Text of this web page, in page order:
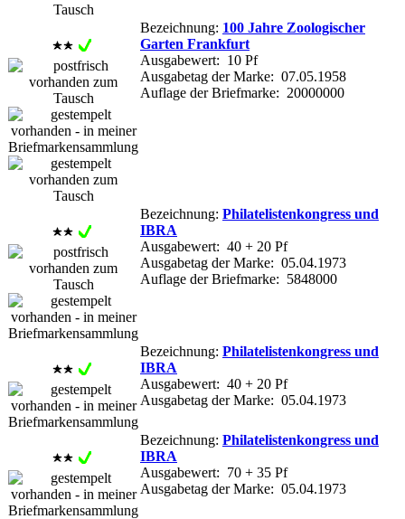
Bezeichnung: 100 Jahre Zoologischer
Garten Frankfurt
Ausgabewert: 10 Pf
Ausgabetag der Marke: 07.05.1958
Auflage der Briefmarke: 20000000
Bezeichnung: Philatelistenkongress und
IBRA
Ausgabewert: 40 + 20 Pf
Ausgabetag der Marke: 05.04.1973
Auflage der Briefmarke: 5848000
Bezeichnung: Philatelistenkongress und
IBRA
Ausgabewert: 40 + 20 Pf
Ausgabetag der Marke: 05.04.1973
Bezeichnung: Philatelistenkongress und
IBRA
Ausgabewert: 70 + 35 Pf
Ausgabetag der Marke: 05.04.1973